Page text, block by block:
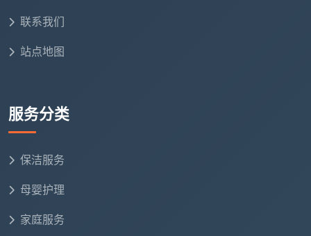
❌ 严格排除项目
需要专业人员操作的抽油烟机内部拆卸清洗、微波炉
2.4 洗手间区域：清除水迹与表面菌落
淋浴花洒软管。
镜面光亮处理：对梳妆镜进行去水痕擦拭，做到亮洁
联系我们
站点地图
服务分类
保洁服务
母婴护理
家庭服务